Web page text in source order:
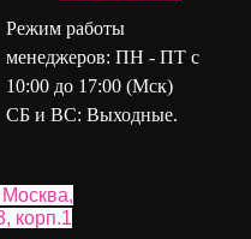
Режим работы
менеджеров: ПН - ПТ с
10:00 до 17:00 (Мск)
СБ и ВС: Выходные.
корп.1